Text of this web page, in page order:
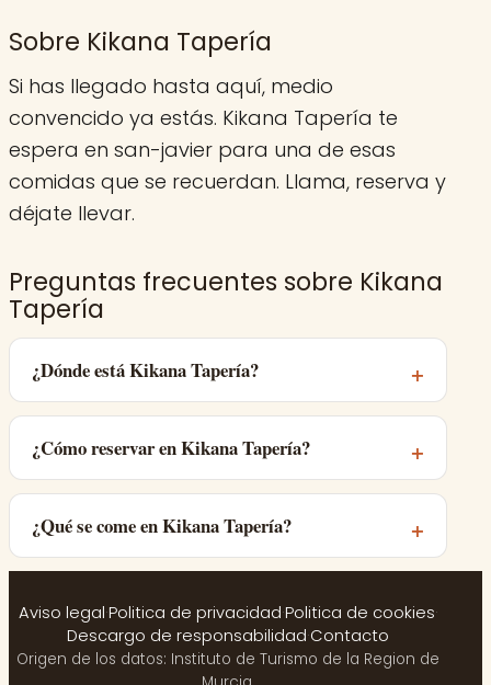
Sobre Kikana Tapería
Si has llegado hasta aquí, medio
convencido ya estás. Kikana Tapería te
espera en san-javier para una de esas
comidas que se recuerdan. Llama, reserva y
déjate llevar.
Preguntas frecuentes sobre Kikana
Tapería
¿Dónde está Kikana Tapería?
¿Cómo reservar en Kikana Tapería?
¿Qué se come en Kikana Tapería?
Aviso legal·Politica de privacidad·Politica de cookies·
Descargo de responsabilidad·Contacto
Origen de los datos: Instituto de Turismo de la Region de